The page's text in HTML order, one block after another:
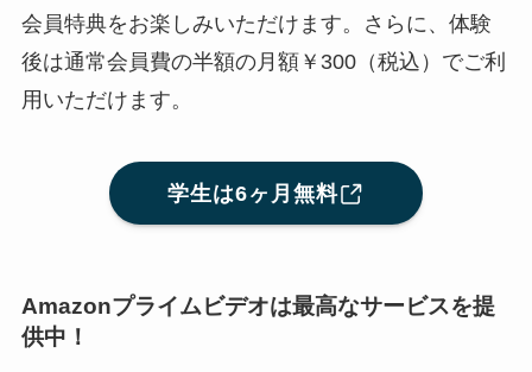
会員特典をお楽しみいただけます。さらに、体験
後は通常会員費の半額の月額￥300（税込）でご利
用いただけます。
学生は6ヶ月無料
Amazonプライムビデオは最高なサービスを提
供中！